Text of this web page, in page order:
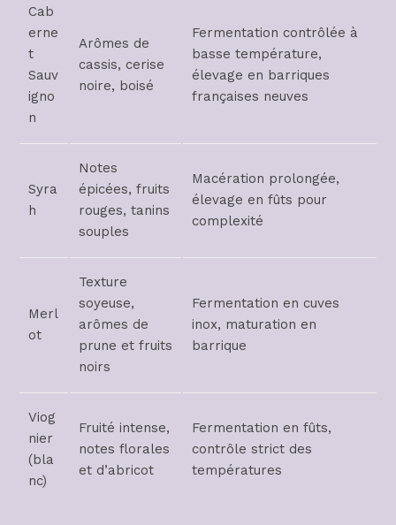
Cab
erne
t
Sauv
igno
n
Arômes de
cassis, cerise
noire, boisé
Fermentation contrôlée à
basse température,
élevage en barriques
françaises neuves
Syra
h
Notes
épicées, fruits
rouges, tanins
souples
Macération prolongée,
élevage en fûts pour
complexité
Merl
ot
Texture
soyeuse,
arômes de
prune et fruits
noirs
Fermentation en cuves
inox, maturation en
barrique
Viog
nier
(bla
nc)
Fruité intense,
notes florales
et d’abricot
Fermentation en fûts,
contrôle strict des
températures